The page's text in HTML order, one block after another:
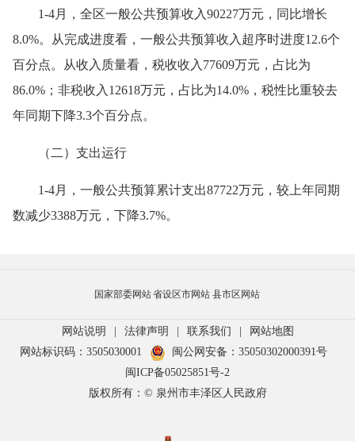
1-4月，全区一般公共预算收入90227万元，同比增长
8.0%。从完成进度看，一般公共预算收入超序时进度12.6个
百分点。从收入质量看，税收收入77609万元，占比为
86.0%；非税收入12618万元，占比为14.0%，税性比重较去
年同期下降3.3个百分点。
（二）支出运行
1-4月，一般公共预算累计支出87722万元，较上年同期
数减少3388万元，下降3.7%。
国家部委网站省设区市网站 县市区网站
网站说明 | 法律声明 | 联系我们 |
网站地图
网站标识码：3505030001
闽公网安备：35050302000391号
闽ICP备05025851号-2
版权所有：© 泉州市丰泽区人民政府